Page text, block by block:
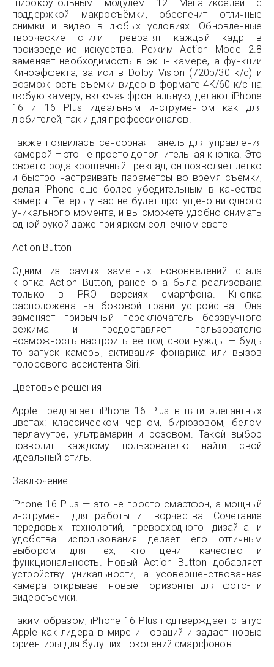
широкоугольным модулем 12 Мегапикселей с
поддержкой макросъёмки, обеспечит отличные
снимки и видео в любых условиях. Обновленные
творческие стили превратят каждый кадр в
произведение искусства. Режим Action Mode 2.8
заменяет необходимость в экшн-камере, а функции
Киноэффекта, записи в Dolby Vision (720p/30 к/с) и
возможность съемки видео в формате 4K/60 к/с на
любую камеру, включая фронтальную, делают iPhone
16 и 16 Plus идеальным инструментом как для
любителей, так и для профессионалов.
Также появилась сенсорная панель для управления
камерой – это не просто дополнительная кнопка. Это
своего рода крошечный трекпад, он позволяет легко
и быстро настраивать параметры во время съемки,
делая iPhone еще более убедительным в качестве
камеры. Теперь у вас не будет пропущено ни одного
уникального момента, и вы сможете удобно снимать
одной рукой даже при ярком солнечном свете
Action Button
Одним из самых заметных нововведений стала
кнопка Action Button, ранее она была реализована
только в PRO версиях смартфона. Кнопка
расположена на боковой грани устройства. Она
заменяет привычный переключатель беззвучного
режима и предоставляет пользователю
возможность настроить ее под свои нужды — будь
то запуск камеры, активация фонарика или вызов
голосового ассистента Siri.
Цветовые решения
Apple предлагает iPhone 16 Plus в пяти элегантных
цветах: классическом черном, бирюзовом, белом
перламутре, ультрамарин и розовом. Такой выбор
позволит каждому пользователю найти свой
идеальный стиль.
Заключение
iPhone 16 Plus — это не просто смартфон, а мощный
инструмент для работы и творчества. Сочетание
передовых технологий, превосходного дизайна и
удобства использования делает его отличным
выбором для тех, кто ценит качество и
функциональность. Новый Action Button добавляет
устройству уникальности, а усовершенствованная
камера открывает новые горизонты для фото- и
видеосъемки.
Таким образом, iPhone 16 Plus подтверждает статус
Apple как лидера в мире инноваций и задает новые
ориентиры для будущих поколений смартфонов.